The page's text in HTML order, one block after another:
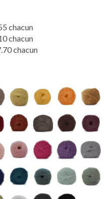
chacun
chacun
chacun